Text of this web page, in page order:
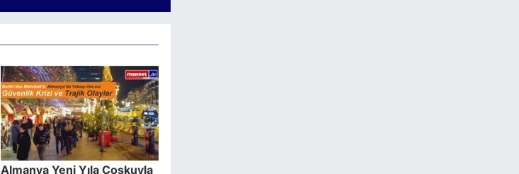
Almanya Yeni Yıla Coşkuyla